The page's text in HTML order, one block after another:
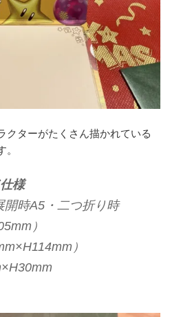
クターがたくさん描かれている
様
時A5・二つ折り時
）
）